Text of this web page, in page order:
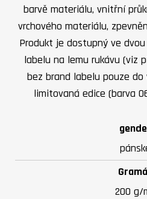
barvě materiálu, vnitřní
vrchového materiálu,
Produkt je dostupný ve
labelu na lemu rukávu (viz
bez brand labelu pouze do
limitovaná edice (barva
200 g/